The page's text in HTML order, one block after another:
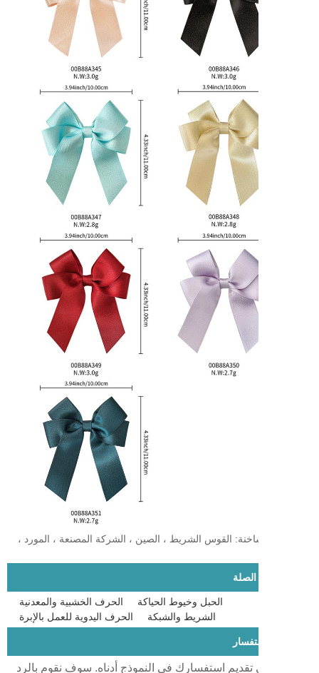
القوس الشريط ، الصين ، الشركة المصنعة ، المورد ،
الحرف الخشبية والمعدنية
الحبل وخيوط الحياكة
الحرف اليدوية للعمل بالإبرة
الشريط والشبكة
تقديم استفسارك في النموذج أدناه. سوف نقوم بالرد